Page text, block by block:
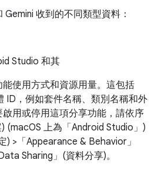
收到的不同類型資料：
Studio 和其
使用方式和資源用量。這包括
ID，例如套件名稱、類別名稱和外
用或停用這項分享功能，請依序
(macOS 上為「Android Studio」 )
) >「Appearance & Behavior」
Sharing」(資料分享)。